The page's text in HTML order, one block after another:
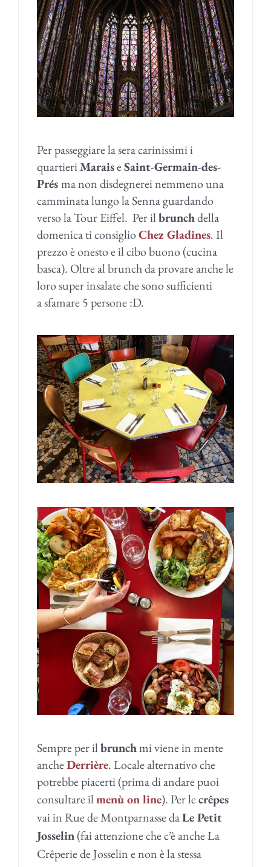
Per passeggiare la sera carinissimi i
quartieriMaraiseSaint-Germain-des-
Présma non disdegnerei nemmeno una
camminata lungo la Senna guardando
verso la Tour Eiffel. Per ilbrunchdella
domenica ti consiglioChez Gladines. Il
prezzo è onesto e il cibo buono (cucina
basca). Oltre al brunch da provare anche le
loro super insalate che sono sufficienti
a sfamare 5 persone:D.
Sempre per ilbrunchmi viene in mente
ancheDerrière. Locale alternativo che
potrebbe piacerti (prima di andare puoi
consultare ilmenù on line).Per lecrêpes
vai in Rue de Montparnasse daLe Petit
Josselin(fai attenzione che c’è anche La
Crêperie de Josselin e non è la stessa